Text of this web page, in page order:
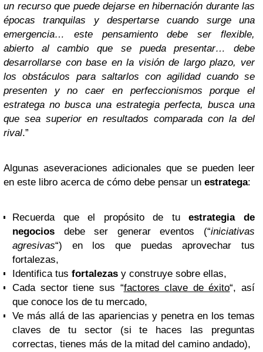
un recurso que puede dejarse en hibernación durante las
épocas tranquilas y despertarse cuando surge una
emergencia… este pensamiento debe ser flexible,
abierto al cambio que se pueda presentar… debe
desarrollarse con base en la visión de largo plazo, ver
los obstáculos para saltarlos con agilidad cuando se
presenten y no caer en perfeccionismos porque el
estratega no busca una estrategia perfecta, busca una
que sea superior en resultados comparada con la del
rival.”
Algunas aseveraciones adicionales que se pueden leer
en este libro acerca de cómo debe pensar un estratega:
Recuerda que el propósito de tuestrategia de
negocios debe ser generar eventos (“iniciativas
agresivas“) en los que puedas aprovechar tus
fortalezas,
Identifica tus fortalezas y construye sobre ellas,
Cada sector tiene sus “factores clave de éxito“, así
que conoce los de tu mercado,
Ve más allá de las apariencias y penetra en los temas
claves de tu sector (si te haces las preguntas
correctas, tienes más de la mitad del camino andado),